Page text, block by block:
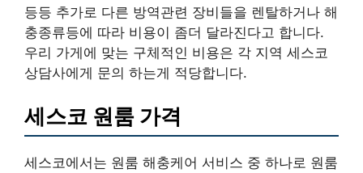
등등 추가로 다른 방역관련 장비들을 렌탈하거나 해
충종류등에 따라 비용이 좀더 달라진다고 합니다.
우리 가게에 맞는 구체적인 비용은 각 지역 세스코
상담사에게 문의 하는게 적당합니다.
세스코 원룸 가격
세스코에서는 원룸 해충케어 서비스 중 하나로 원룸